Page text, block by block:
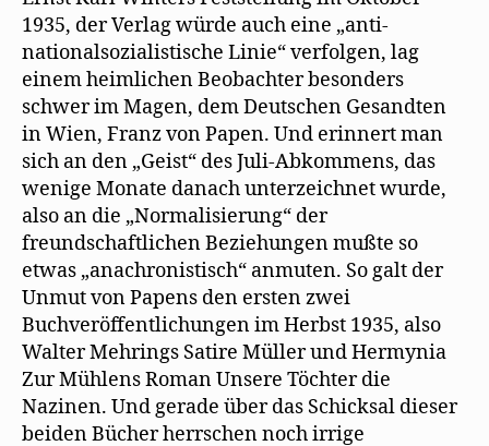
1935, der Verlag würde auch eine „anti-
nationalsozialistische Linie“ verfolgen, lag
einem heimlichen Beobachter besonders
schwer im Magen, dem Deutschen Gesandten
in Wien, Franz von Papen. Und erinnert man
sich an den „Geist“ des Juli-Abkommens, das
wenige Monate danach unterzeichnet wurde,
also an die „Normalisierung“ der
freundschaftlichen Beziehungen mußte so
etwas „anachronistisch“ anmuten. So galt der
Unmut von Papens den ersten zwei
Buchveröffentlichungen im Herbst 1935, also
Walter Mehrings Satire Müller und Hermynia
Zur Mühlens Roman Unsere Töchter die
Nazinen. Und gerade über das Schicksal dieser
beiden Bücher herrschen noch irrige